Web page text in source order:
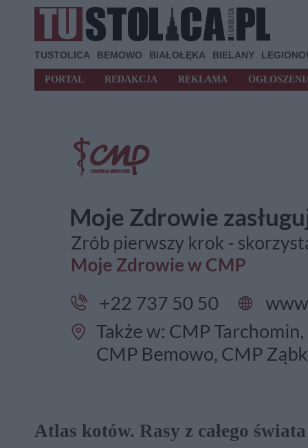
TUSTOLICA BEMOWO BIAŁOŁĘKA BIELANY
PORTAL REDAKCJA REKLAMA
Atlas kotów. Rasy z całego świata